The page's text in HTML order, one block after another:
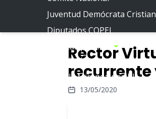
Juventud Demócrata
Diputados COPEI
Políticas públicas
Por la Venezuela posible
Por la Miranda posible
Rector
recurrente
13/05/2020